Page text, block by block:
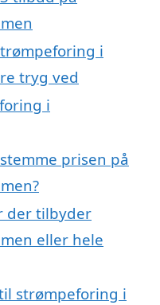
i
tryg ved
i
prisen på
der tilbyder
eller hele
strømpeforing i